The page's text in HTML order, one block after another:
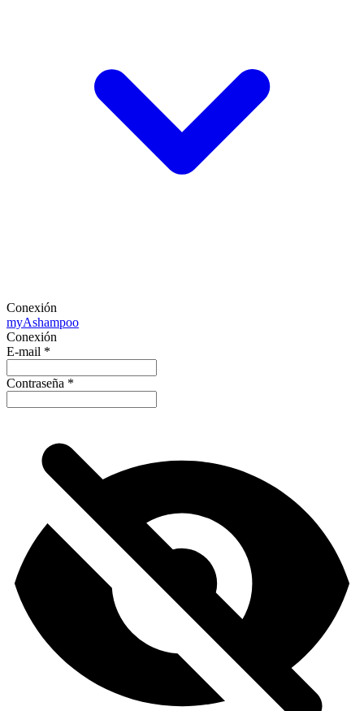
Conexión
myAshampoo
Conexión
E-mail *
Contraseña *